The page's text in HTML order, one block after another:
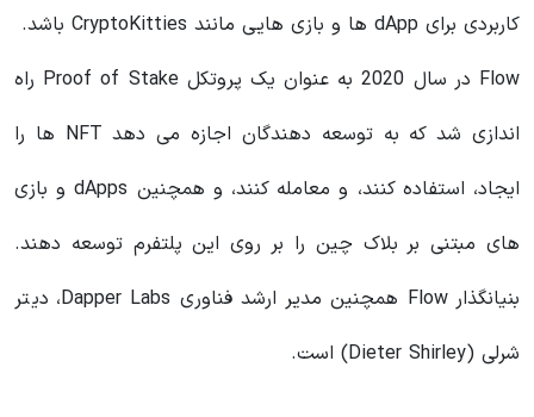
کاربردی برای dApp ها و بازی هایی مانند CryptoKitties باشد.
Flow در سال 2020 به عنوان یک پروتکل Proof of Stake راه
اندازی شد که به توسعه دهندگان اجازه می دهد NFT ها را
ایجاد، استفاده کنند، و معامله کنند، و همچنین dApps و بازی
های مبتنی بر بلاک چین را بر روی این پلتفرم توسعه دهند.
بنیانگذار Flow همچنین مدیر ارشد فناوری Dapper Labs، دیتر
شرلی (Dieter Shirley) است.